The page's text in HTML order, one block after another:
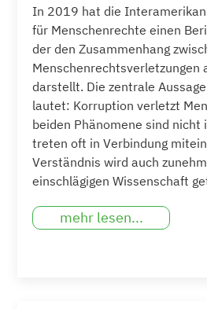
In 2019 hat die
für Menschenrechte einen
der den Zusammenhang
Menschenrechtsverletzungen
darstellt. Die zentrale
lautet: Korruption verletzt
beiden Phänomene sind nicht
treten oft in Verbindung
Verständnis wird auch
einschlägigen Wissenschaft
mehr lesen...